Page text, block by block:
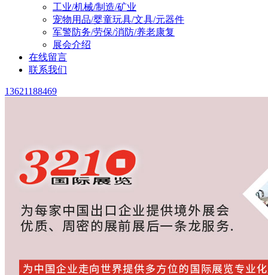
工业/机械/制造/矿业
宠物用品/婴童玩具/文具/元器件
军警防务/劳保/消防/养老康复
展会介绍
在线留言
联系我们
13621188469